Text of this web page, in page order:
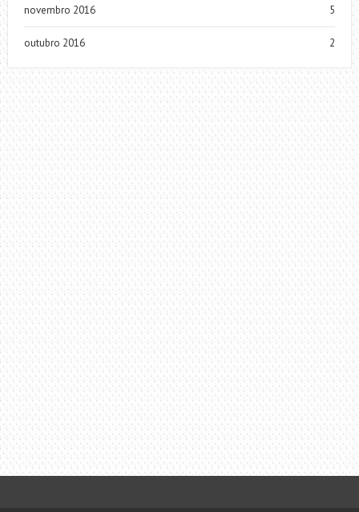
novembro 2016 5
outubro 2016 2